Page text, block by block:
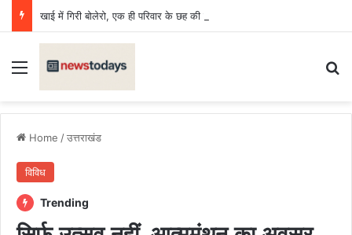
खाई में गिरी बोलेरो, एक ही परिवार के छह की मौत, एक किशोर घायल
Menu
Home /उत्तराखंड
विविध
Trending